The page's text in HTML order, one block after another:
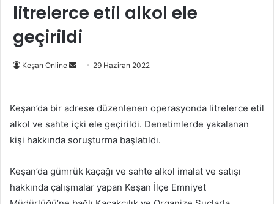
litrelerce etil alkol ele
geçirildi
Keşan Online
Bir
göndermek
29 Haziran 2022
Keşan’da bir adrese düzenlenen operasyonda litrelerce etil
alkol ve sahte içki ele geçirildi. Denetimlerde yakalanan
kişi hakkında soruşturma başlatıldı.
Keşan’da gümrük kaçağı ve sahte alkol imalat ve satışı
hakkında çalışmalar yapan Keşan İlçe Emniyet